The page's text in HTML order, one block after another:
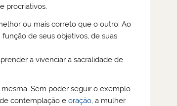
procriativos.
ou mais correto que o outro. Ao
de seus objetivos, de suas
a vivenciar a sacralidade de
Sem poder seguir o exemplo
de contemplação eoração, a mulher